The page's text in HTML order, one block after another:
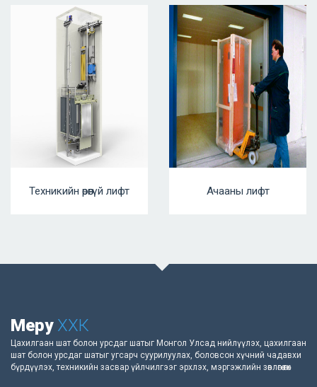
Техникийн өрөөгүй лифт Ачааны лифт
МеруХХК
Цахилгаан шат болон урсдаг шатыг Монгол Улсад нийлүүлэх, цахилгаан
шат болон урсдаг шатыг угсарч суурилуулах, боловсон хүчний чадавхи
бүрдүүлэх, техникийн засвар үйлчилгээг эрхлэх, мэргэжлийн зөвлөгөө өгөх